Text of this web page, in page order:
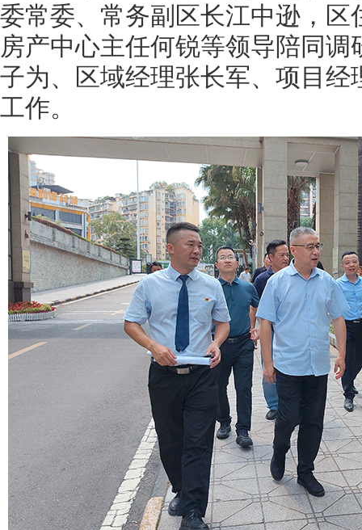
委常委、常务副区长江中逊，区
房产中心主任何锐等领导陪同
子为、区域经理张长军、项目经
工作。